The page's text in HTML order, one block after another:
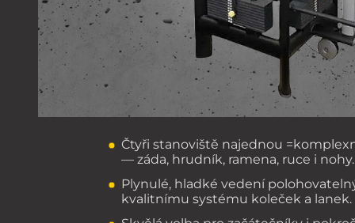
Čtyři stanoviště najednou
— záda, hrudník, ramena, ruce i nohy.
Plynulé, hladké vedení
kvalitnímu systému koleček a lanek.